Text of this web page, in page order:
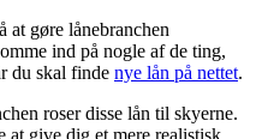
at gøre lånebranchen
ind på nogle af de ting,
du skal finde nye lån på nettet.
roser disse lån til skyerne.
give dig et mere realistisk